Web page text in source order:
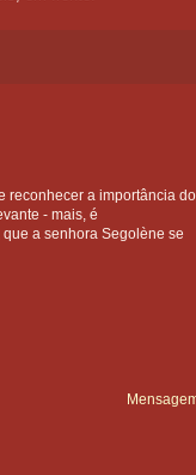
reconhecer a importância do
- mais, é
que a senhora Segolène se